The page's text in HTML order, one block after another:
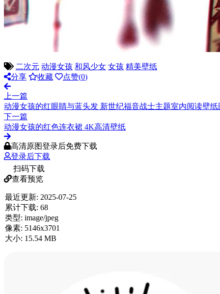
二次元 动漫女孩 和风少女 女孩 精美壁纸
分享
收藏 点赞(0)
上一篇
动漫女孩的红眼睛与蓝头发 新世纪福音战士主题室内阅读壁纸
下一篇
动漫女孩的红色连衣裙 4K高清壁纸
高清原图登录后免费下载
登录后下载
扫码下载
查看预览
最近更新: 2025-07-25
累计下载: 68
类型: image/jpeg
像素: 5146x3701
大小: 15.54 MB